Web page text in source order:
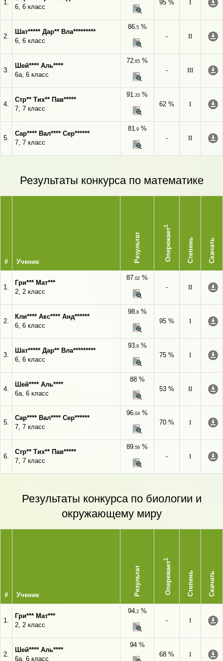
1.
6, 6 класс
95 %
I
2.
Шат***** Дар** Вла*********
6, 6 класс
86,5%
-
II
3.
Шей**** Аль****
6а, 6 класс
72,65 %
-
III
4.
Стр** Тих** Пав*****
7, 7 класс
91,33 %
62 %
I
5.
Сар**** Вал**** Сер******
7, 7 класс
81,9%
-
II
Результаты конкурса по математике
# Ученик Результат Опережает
1
Степень Скачать
1.
Гри*** Мат***
2, 2 класс
87,02 %
-
II
2.
Кли**** Акс**** Анд******
6, 6 класс
98,8%
95 %
I
3.
Шат***** Дар** Вла*********
6, 6 класс
93,8%
75 %
I
4.
Шей**** Аль****
6а, 6 класс
88 %
53 %
II
5.
Сар**** Вал**** Сер******
7, 7 класс
96,04 %
70 %
I
6.
Стр** Тих** Пав*****
7, 7 класс
89,56 %
-
I
Результаты конкурса по биологии и
окружающему миру
# Ученик Результат Опережает
1
Степень Скачать
1.
Гри*** Мат***
2, 2 класс
94,2%
-
I
2.
Шей**** Аль****
6а, 6 класс
94 %
68 %
I